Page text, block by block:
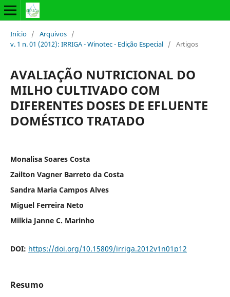
Início / Arquivos /
v. 1 n. 01 (2012): IRRIGA - Winotec - Edição Especial / Artigos
AVALIAÇÃO NUTRICIONAL DO
MILHO CULTIVADO COM
DIFERENTES DOSES DE EFLUENTE
DOMÉSTICO TRATADO
Monalisa Soares Costa
Zailton Vagner Barreto da Costa
Sandra Maria Campos Alves
Miguel Ferreira Neto
Milkia Janne C. Marinho
DOI: https://doi.org/10.15809/irriga.2012v1n01p12
Resumo